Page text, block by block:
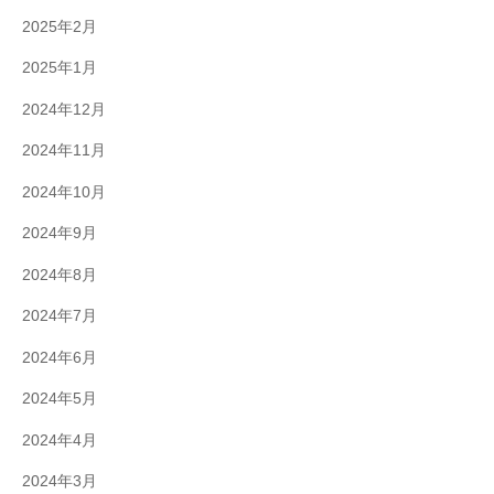
2025年2月
2025年1月
2024年12月
2024年11月
2024年10月
2024年9月
2024年8月
2024年7月
2024年6月
2024年5月
2024年4月
2024年3月